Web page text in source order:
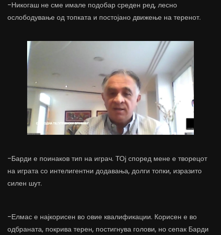
-Никогаш не сме имале подобар среден ред, лесно
ослободување од топката и постојано движење на теренот.
-Барди е поинаков тип на играч. ТОј според мене е творецот
на играта со интелигентни додавања, долги топки, изразито
силен шут.
-Елмас е најкорисен во овие квалификации. Корисен е во
одбраната, покрива терен, постигнува голови, но сепак Барди